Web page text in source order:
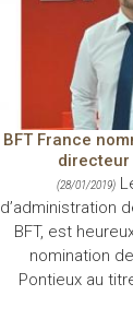
BFT France
directeur
(28/01/2019)
d’administration
BFT, est
nomination
Pontieux au